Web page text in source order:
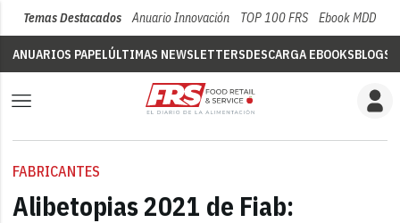
Temas Destacados Anuario Innovación TOP 100 FRS Ebook MDD
ANUARIOS PAPELÚLTIMAS NEWSLETTERSDESCARGA EBOOKSBLOGS
FABRICANTES
Alibetopias 2021 de Fiab: